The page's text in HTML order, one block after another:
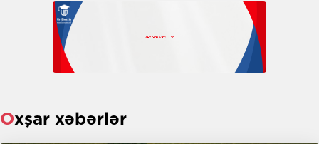
Oxşar xəbərlər